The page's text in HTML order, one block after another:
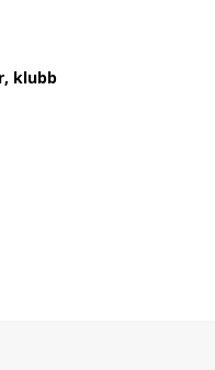
klubb